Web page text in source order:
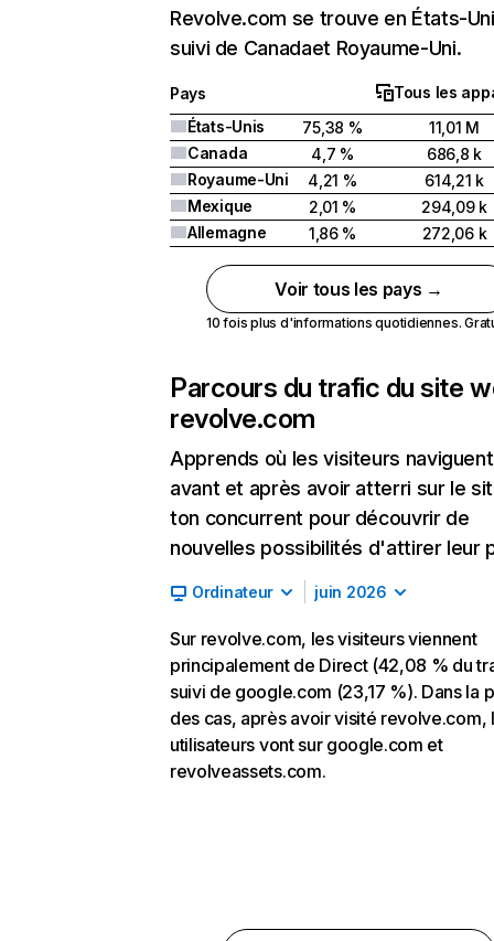
Revolve.com se trouve en États-
suivi de Canadaet Royaume-Uni.
Pays
Tous les
États-Unis
75,38 %
11,01 M
Canada
4,7 %
686,8 k
Royaume-Uni
4,21 %
614,21 k
Mexique
2,01 %
294,09 k
Allemagne
1,86 % 272,06 k
Voir tous les pays →
10 fois plus d'informations quotidiennes.
Parcours du trafic du site
revolve.com
Apprends où les visiteurs naviguent
avant et après avoir atterri sur le
ton concurrent pour découvrir de
nouvelles possibilités d'attirer leur
Ordinateur juin 2026
Sur revolve.com, les visiteurs viennent
principalement de Direct (42,08 % du
suivi de google.com (23,17 %). Dans la
des cas, après avoir visité revolve.com,
utilisateurs vont sur google.com et
revolveassets.com.